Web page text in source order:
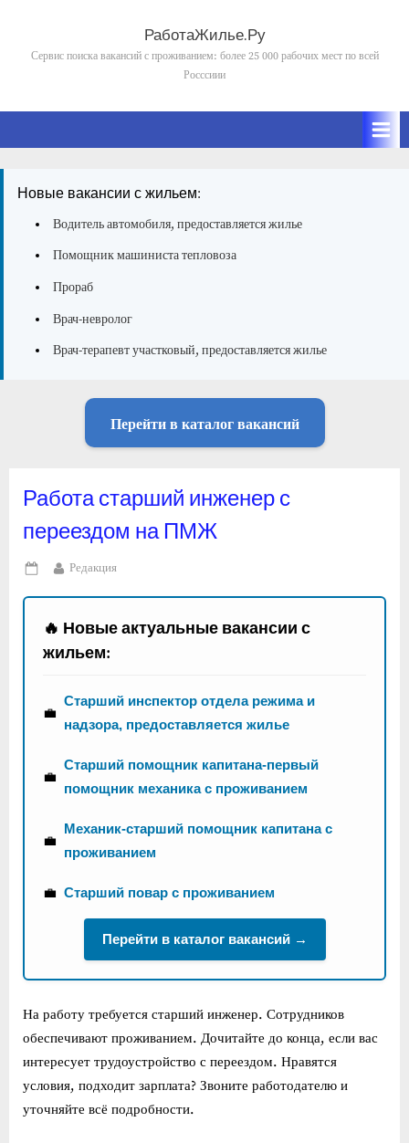
content
РаботаЖилье.Ру
Сервис поиска вакансий с проживанием: более 25 000 рабочих мест по всей
Росссиии
Новые вакансии с жильем:
Водитель автомобиля, предоставляется жилье
Помощник машиниста тепловоза
Прораб
Врач-невролог
Врач-терапевт участковый, предоставляется жилье
Перейти в каталог вакансий
Работа старший инженер с
переездом на ПМЖ
Posted
on
By
Редакция
🔥 Новые актуальные вакансии с
жильем:
💼
Старший инспектор отдела режима и
надзора, предоставляется жилье
💼
Старший помощник капитана-первый
помощник механика с проживанием
💼
Механик-старший помощник капитана с
проживанием
💼 Старший повар с проживанием
Перейти в каталог вакансий →
На работу требуется старший инженер. Сотрудников
обеспечивают проживанием. Дочитайте до конца, если вас
интересует трудоустройство с переездом. Нравятся
условия, подходит зарплата? Звоните работодателю и
уточняйте всё подробности.